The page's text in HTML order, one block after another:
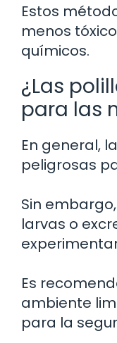
Estos
menos
químicos.
¿Las
para las
En general,
peligrosas
Sin
larvas o
Es
ambiente
para la